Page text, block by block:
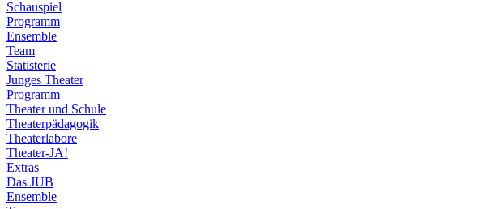
Schauspiel
Programm
Ensemble
Team
Statisterie
Junges Theater
Programm
Theater und Schule
Theaterpädagogik
Theaterlabore
Theater-JA!
Extras
Das JUB
Ensemble